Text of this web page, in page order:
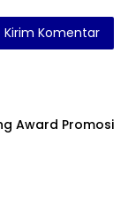
Award Promosi